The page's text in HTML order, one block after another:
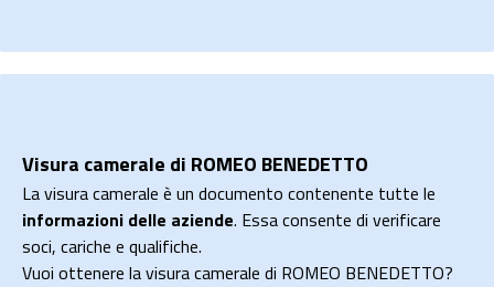
Visura camerale di ROMEO BENEDETTO
La visura camerale è un documento contenente tutte le
informazioni delle aziende. Essa consente di verificare
soci, cariche e qualifiche.
Vuoi ottenere la visura camerale di ROMEO BENEDETTO?